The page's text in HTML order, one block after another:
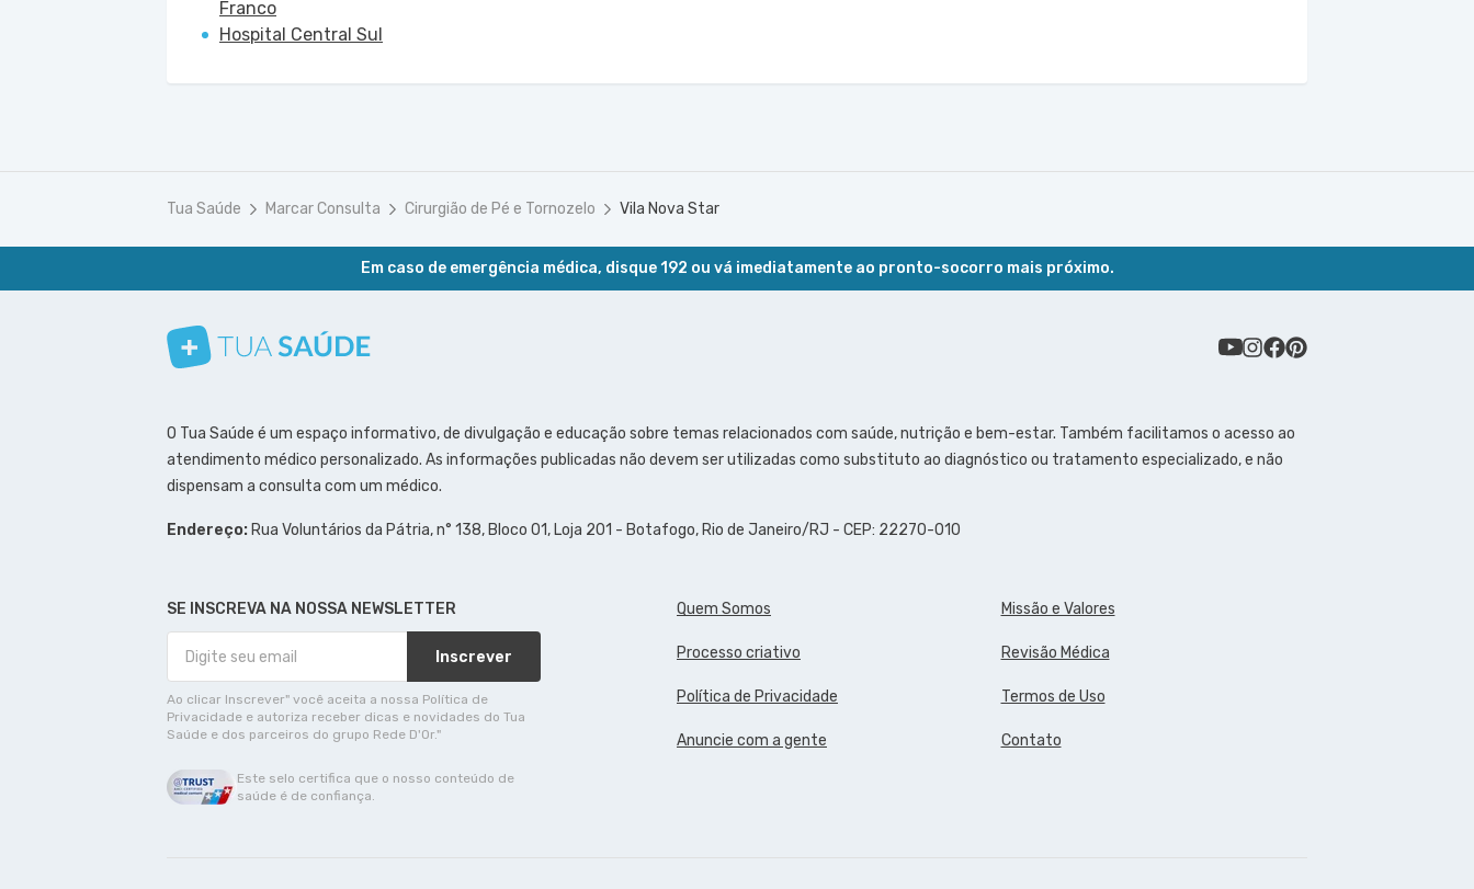
Franco
Hospital Central Sul
Tua Saúde Marcar Consulta Cirurgião de Pé e Tornozelo Vila Nova Star
Em caso de emergência médica, disque 192 ou vá imediatamente ao pronto-socorro mais próximo.
Conheça nosso canal
Siga a gente no Instagram
Siga a gente no Facebook
Siga a gente no Pinterest
O Tua Saúde é um espaço informativo, de divulgação e educação sobre temas relacionados com saúde, nutrição e bem-estar. Também facilitamos o acesso ao
atendimento médico personalizado. As informações publicadas não devem ser utilizadas como substituto ao diagnóstico ou tratamento especializado, e não
dispensam a consulta com um médico.
Endereço: Rua Voluntários da Pátria, n° 138, Bloco 01, Loja 201 - Botafogo, Rio de Janeiro/RJ - CEP: 22270-010
SE INSCREVA NA NOSSA NEWSLETTER
Inscrever
Ao clicar Inscrever" você aceita a nossa Política de
Privacidade e autoriza receber dicas e novidades do Tua
Saúde e dos parceiros do grupo Rede D'Or."
Quem Somos Missão e Valores
Processo criativo Revisão Médica
Política de Privacidade Termos de Uso
Anuncie com a gente Contato
Este selo certifica que o nosso conteúdo de
saúde é de confiança.